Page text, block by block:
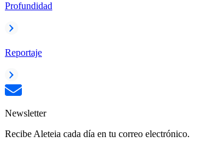
Profundidad
Reportaje
Newsletter
Recibe Aleteia cada día en tu correo electrónico.